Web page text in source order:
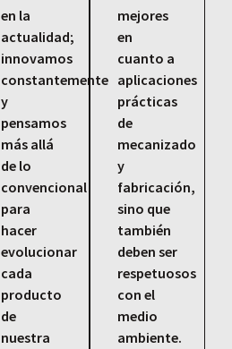
en la
actualidad;
innovamos
constantemente
y
pensamos
más allá
de lo
convencional
para
hacer
evolucionar
cada
producto
de
nuestra
mejores
en
cuanto a
aplicaciones
prácticas
de
mecanizado
y
fabricación,
sino que
también
deben ser
respetuosos
con el
medio
ambiente.